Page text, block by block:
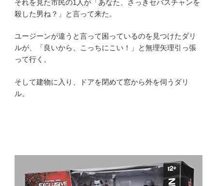
それを見た市民の1人が「あなた、さっきセバスチャンを
殺した男ね？」と言って来た。
ユージーンが違うと言って困っているのを見つけたダリ
ルが、「良いから、こっちにこい！」と無理矢理引っ張
って行く。
そして建物に入り、ドアを閉めて窓から外を伺うダリ
ル。